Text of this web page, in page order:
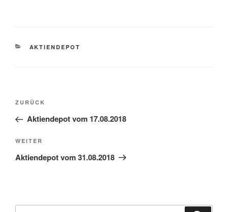
KATEGORIEN
AKTIENDEPOT
Beitragsnavigation
Vorheriger
Beitrag
ZURÜCK
Aktiendepot vom 17.08.2018
Nächster
Beitrag
WEITER
Aktiendepot vom 31.08.2018